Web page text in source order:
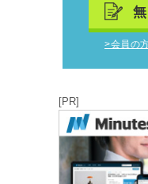
>会員の
[PR]